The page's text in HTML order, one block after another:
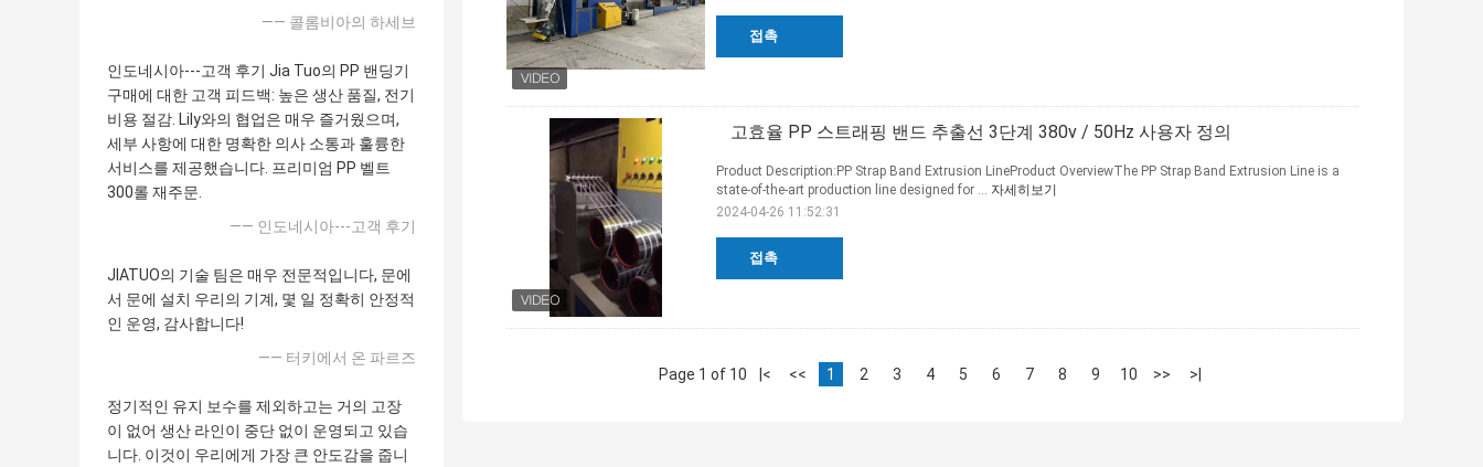
—— 콜롬비아의 하세브
인도네시아---고객 후기 Jia Tuo의 PP 밴딩기
구매에 대한 고객 피드백: 높은 생산 품질, 전기
비용 절감. Lily와의 협업은 매우 즐거웠으며,
세부 사항에 대한 명확한 의사 소통과 훌륭한
서비스를 제공했습니다. 프리미엄 PP 벨트
300롤 재주문.
—— 인도네시아---고객 후기
JIATUO의 기술 팀은 매우 전문적입니다, 문에
서 문에 설치 우리의 기계, 몇 일 정확히 안정적
인 운영, 감사합니다!
—— 터키에서 온 파르즈
정기적인 유지 보수를 제외하고는 거의 고장
이 없어 생산 라인이 중단 없이 운영되고 있습
니다. 이것이 우리에게 가장 큰 안도감을 줍니
접촉
고효율 PP 스트래핑 밴드 추출선 3단계 380v / 50Hz 사용자 정의
접촉
Product Description:PP Strap Band Extrusion LineProduct OverviewThe PP Strap Band Extrusion Line is a
state-of-the-art production line designed for ... 자세히보기
2024-04-26 11:52:31
Page 1 of 10 |< << 1 2 3 4 5 6 7 8 9 10 >> >|